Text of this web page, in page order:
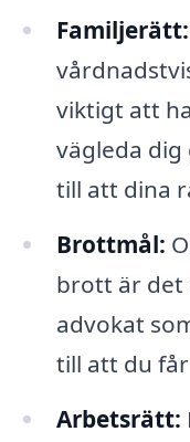
Familjerätt:
viktigt att
vägleda dig
till att dina
Brottmål:
brott är det
advokat
till att du
Arbetsrätt: